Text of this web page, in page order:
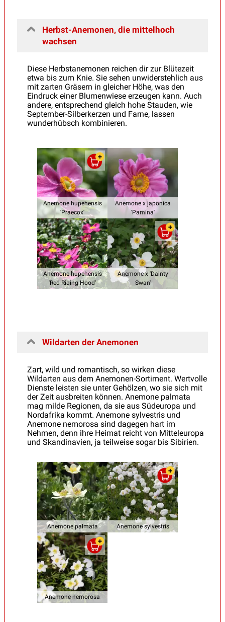
Herbst-Anemonen, die mittelhoch
wachsen
Diese Herbstanemonen reichen dir zur Blütezeit
etwa bis zum Knie. Sie sehen unwiderstehlich aus
mit zarten Gräsern in gleicher Höhe, was den
Eindruck einer Blumenwiese erzeugen kann. Auch
andere, entsprechend gleich hohe Stauden, wie
September-Silberkerzen und Farne, lassen
wunderhübsch kombinieren.
Anemone hupehensis
'Praecox'
Anemone x japonica
'Pamina'
Anemone hupehensis
'Red Riding Hood'
Anemone x 'Dainty
Swan'
Wildarten der Anemonen
Zart, wild und romantisch, so wirken diese
Wildarten aus dem Anemonen-Sortiment. Wertvolle
Dienste leisten sie unter Gehölzen, wo sie sich mit
der Zeit ausbreiten können. Anemone palmata
mag milde Regionen, da sie aus Südeuropa und
Nordafrika kommt. Anemone sylvestris und
Anemone nemorosa sind dagegen hart im
Nehmen, denn ihre Heimat reicht von Mitteleuropa
und Skandinavien, ja teilweise sogar bis Sibirien.
Anemone palmata Anemone sylvestris
Anemone nemorosa